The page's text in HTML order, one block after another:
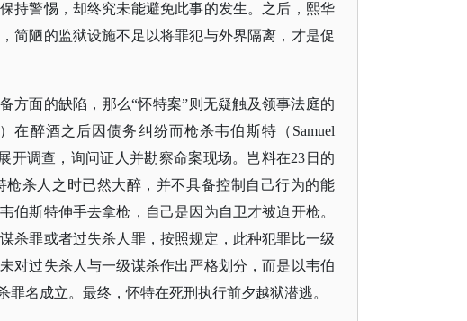
持警惕，却终究未能避免此事的发生。之后，熙华
简陋的监狱设施不足以将罪犯与外界隔离，才是促
方面的缺陷，那么“怀特案”则无疑触及领事法庭的
在醉酒之后因债务纠纷而枪杀韦伯斯特（Samuel
开调查，询问证人并勘察命案现场。岂料在23日的
杀人之时已然大醉，并不具备控制自己行为的能
伯斯特伸手去拿枪，自己是因为自卫才被迫开枪。
杀罪或者过失杀人罪，按照规定，此种犯罪比一级
对过失杀人与一级谋杀作出严格划分，而是以韦伯
名成立。最终，怀特在死刑执行前夕越狱潜逃。